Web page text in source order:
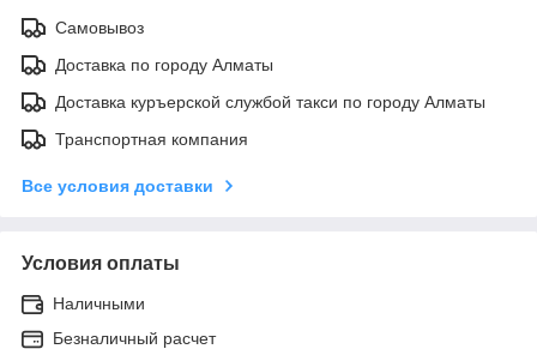
Самовывоз
Доставка по городу Алматы
Доставка куръерской службой такси по городу Алматы
Транспортная компания
Все условия доставки
Условия оплаты
Наличными
Безналичный расчет